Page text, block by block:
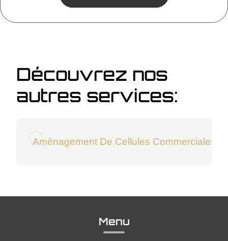
Découvrez nos
autres services:
Aménagement De Cellules Commerciales À
Menu